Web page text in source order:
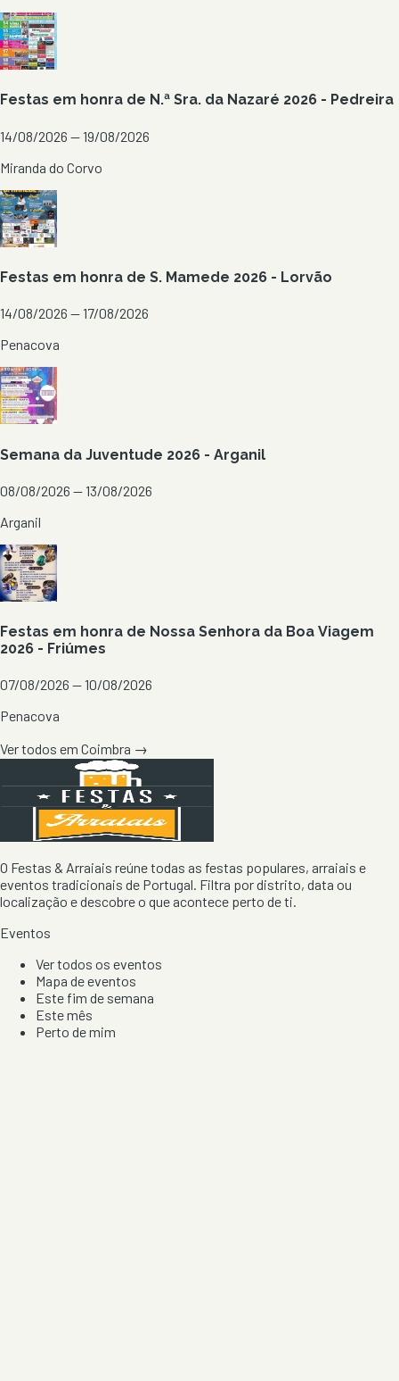
Festas em honra de N.ª Sra. da Nazaré 2026 - Pedreira
14/08/2026 — 19/08/2026
Miranda do Corvo
Festas em honra de S. Mamede 2026 - Lorvão
14/08/2026 — 17/08/2026
Penacova
Semana da Juventude 2026 - Arganil
08/08/2026 — 13/08/2026
Arganil
Festas em honra de Nossa Senhora da Boa Viagem
2026 - Friúmes
07/08/2026 — 10/08/2026
Penacova
Ver todos em Coimbra →
O Festas & Arraiais reúne todas as festas populares, arraiais e
eventos tradicionais de Portugal. Filtra por distrito, data ou
localização e descobre o que acontece perto de ti.
Eventos
Ver todos os eventos
Mapa de eventos
Este fim de semana
Este mês
Perto de mim